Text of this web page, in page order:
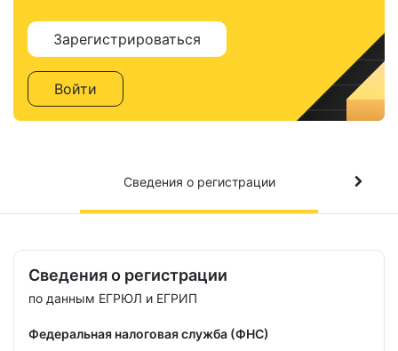
Зарегистрироваться
Войти
Сведения о регистрации
Сведения о регистрации
по данным ЕГРЮЛ и ЕГРИП
Федеральная налоговая служба (ФНС)